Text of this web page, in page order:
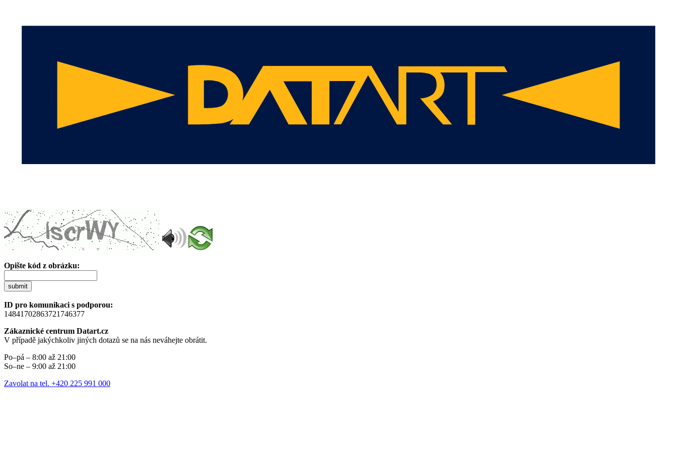
Opište kód z obrázku:
submit
ID pro komunikaci s podporou:
14841702863721746377
Zákaznické centrum Datart.cz
V případě jakýchkoliv jiných dotazů se na nás neváhejte obrátit.
Po–pá – 8:00 až 21:00
So–ne – 9:00 až 21:00
Zavolat na tel. +420 225 991 000